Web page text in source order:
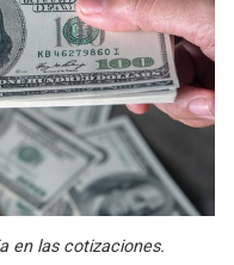
en las cotizaciones.